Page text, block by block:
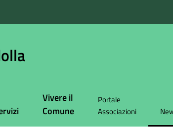
Vivere il
Comune
Portale
Associazioni